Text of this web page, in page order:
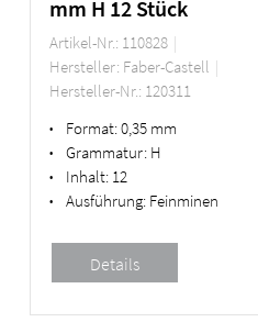
mm H 12 Stück
Artikel-Nr.: 110828
Hersteller: Faber-Castell
Hersteller-Nr.: 120311
• Format:0,35 mm
• Grammatur: H
• Inhalt: 12
• Ausführung: Feinminen